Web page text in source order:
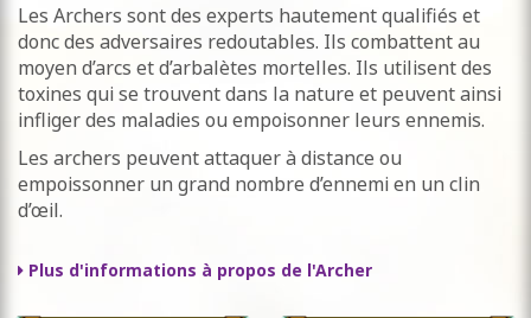
Les Archers sont des experts hautement qualifiés et
donc des adversaires redoutables. Ils combattent au
moyen d’arcs et d’arbalètes mortelles. Ils utilisent des
toxines qui se trouvent dans la nature et peuvent ainsi
infliger des maladies ou empoisonner leurs ennemis.
Les archers peuvent attaquer à distance ou
empoissonner un grand nombre d’ennemi en un clin
d’œil.
Plus d'informations à propos de l'Archer